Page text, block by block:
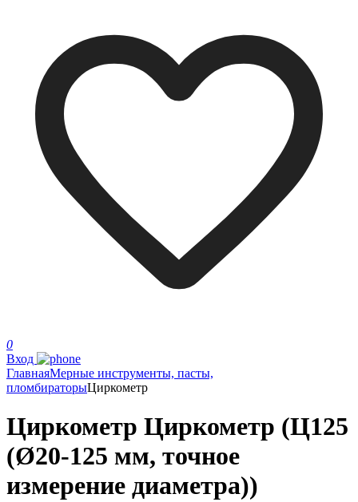
0
Вход
ГлавнаяМерные инструменты, пасты,
пломбираторыЦиркометр
Циркометр Циркометр (Ц125
(Ø20-125 мм, точное
измерение диаметра))